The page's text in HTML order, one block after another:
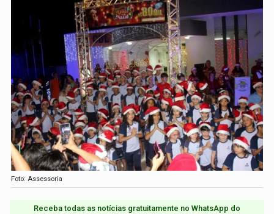
Foto: Assessoria
Receba todas as notícias gratuitamente no WhatsApp do